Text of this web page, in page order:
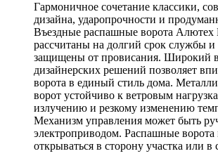
Гармоничное сочетание классики,
дизайна, ударопрочности и
Въездные распашные ворота Алютех
рассчитаны на долгий срок службы
защищены от провисания. Широкий
дизайнерских решений позволяет
ворота в единый стиль дома.
ворот устойчиво к ветровым
излучению и резкому изменению
Механизм управления может быть
электроприводом. Распашные ворота
открываться в сторону участка или в